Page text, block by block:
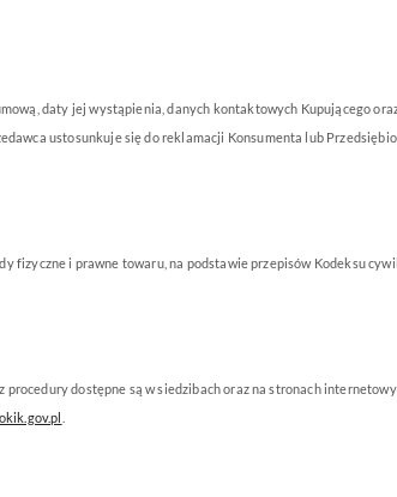
daty jej wystąpienia, danych kontaktowych Kupującego
ustosunkuje się do reklamacji Konsumenta lub
fizyczne i prawne towaru, na podstawie przepisów Kodeksu
dostępne są w siedzibach oraz na stronach